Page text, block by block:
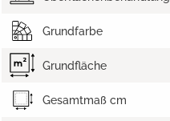
Grundfarbe
Grundfläche
Gesamtmaß cm